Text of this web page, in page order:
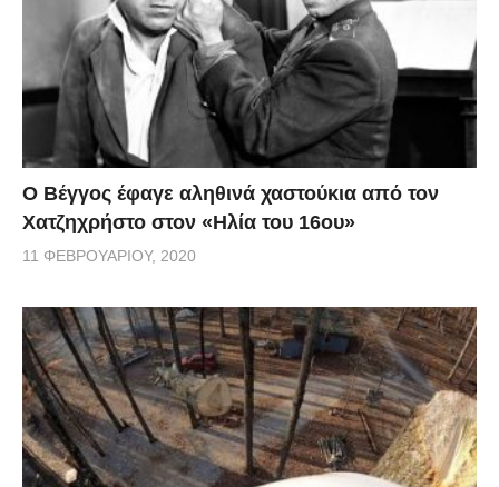
Ο Βέγγος έφαγε αληθινά χαστούκια από τον
Χατζηχρήστο στον «Ηλία του 16ου»
11 ΦΕΒΡΟΥΑΡΊΟΥ, 2020